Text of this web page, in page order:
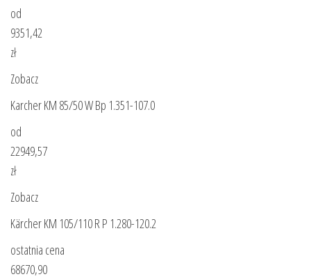
od
9351,42
zł
Zobacz
Karcher KM 85/50 W Bp 1.351-107.0
od
22949,57
zł
Zobacz
Kärcher KM 105/110 R P 1.280-120.2
ostatnia cena
68670,90